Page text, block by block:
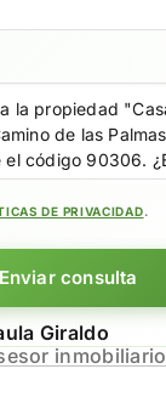
DE PRIVACIDAD.
Enviar consulta
Giraldo
inmobiliario